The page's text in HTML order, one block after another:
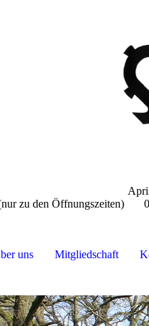
April bis
zu den
uns Mitgliedschaft